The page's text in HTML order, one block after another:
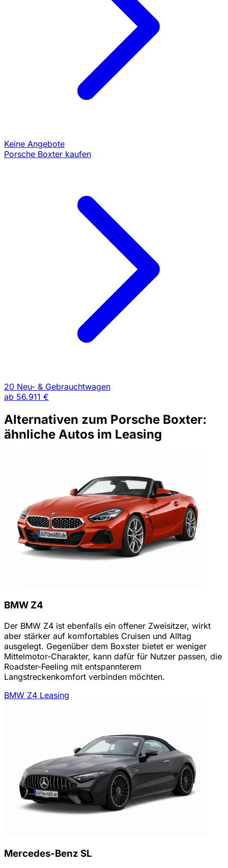
Keine Angebote
Porsche Boxter kaufen
20 Neu- & Gebrauchtwagen
ab 56.911 €
Alternativen zum Porsche Boxter:
ähnliche Autos im Leasing
BMW Z4
Der BMW Z4 ist ebenfalls ein offener Zweisitzer, wirkt
aber stärker auf komfortables Cruisen und Alltag
ausgelegt. Gegenüber dem Boxster bietet er weniger
Mittelmotor-Charakter, kann dafür für Nutzer passen, die
Roadster-Feeling mit entspannterem
Langstreckenkomfort verbinden möchten.
BMW Z4 Leasing
Mercedes-Benz SL